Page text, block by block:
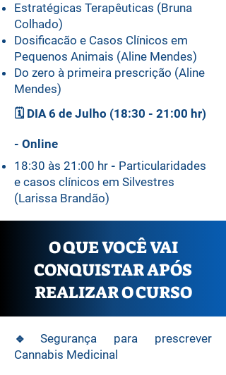
Estratégicas Terapêuticas (Bruna
Colhado)
Dosificacão e Casos Clínicos em
Pequenos Animais (Aline Mendes)
Do zero à primeira prescrição (Aline
Mendes)
🗓️ DIA 6 de Julho (18:30 - 21:00 hr)
- Online
18:30 às 21:00 hr - Particularidades
e casos clínicos em Silvestres
(Larissa Brandão)
O QUE VOCÊ VAI
CONQUISTAR APÓS
REALIZAR O CURSO
🔹Segurança para prescrever
Cannabis Medicinal